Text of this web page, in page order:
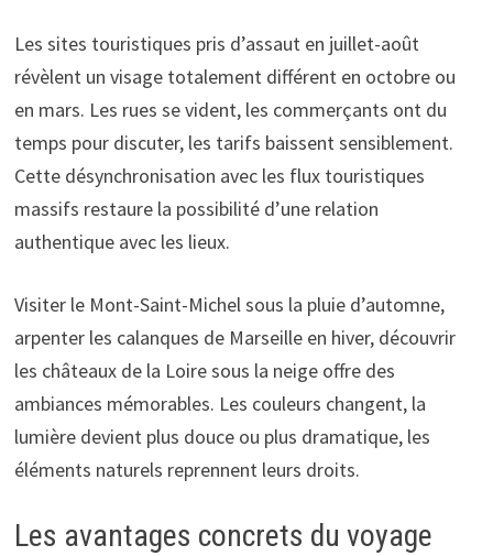
Les sites touristiques pris d’assaut en juillet-août
révèlent un visage totalement différent en octobre ou
en mars. Les rues se vident, les commerçants ont du
temps pour discuter, les tarifs baissent sensiblement.
Cette désynchronisation avec les flux touristiques
massifs restaure la possibilité d’une relation
authentique avec les lieux.
Visiter le Mont-Saint-Michel sous la pluie d’automne,
arpenter les calanques de Marseille en hiver, découvrir
les châteaux de la Loire sous la neige offre des
ambiances mémorables. Les couleurs changent, la
lumière devient plus douce ou plus dramatique, les
éléments naturels reprennent leurs droits.
Les avantages concrets du voyage